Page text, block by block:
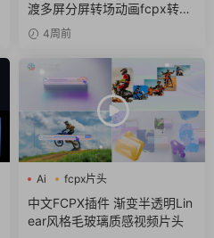
渡多屏分屏转场动画fcpx转场
插件4周前
Ai
fcpx片头
fcpx视频开场
中文FCPX插件 渐变半透明Lin
ear风格毛玻璃质感视频片头